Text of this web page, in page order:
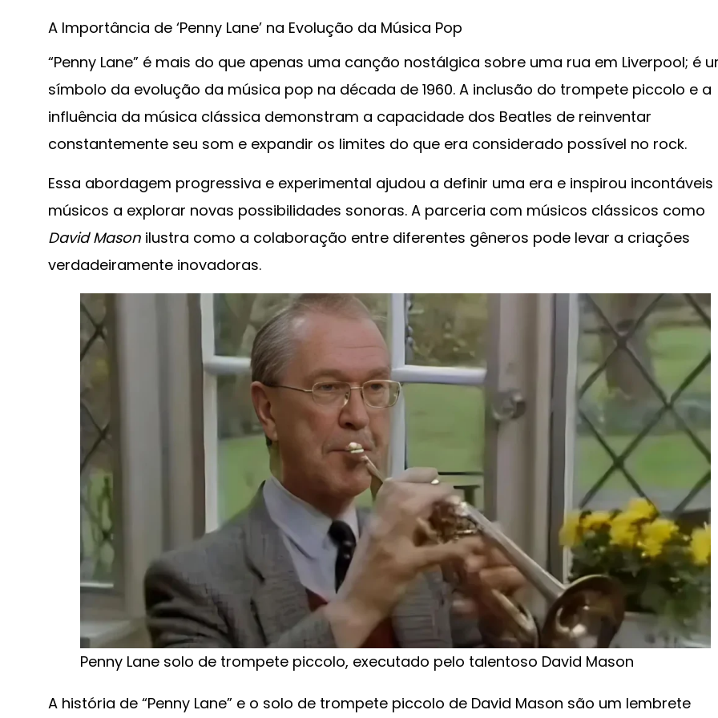
A Importância de ‘Penny Lane’ na Evolução da Música Pop
“Penny Lane” é mais do que apenas uma canção nostálgica sobre uma rua em Liverpool; é
símbolo da evolução da música pop na década de 1960. A inclusão do trompete piccolo e a
influência da música clássica demonstram a capacidade dos Beatles de reinventar
constantemente seu som e expandir os limites do que era considerado possível no rock.
Essa abordagem progressiva e experimental ajudou a definir uma era e inspirou incontáveis
músicos a explorar novas possibilidades sonoras. A parceria com músicos clássicos como
David Mason ilustra como a colaboração entre diferentes gêneros pode levar a criações
verdadeiramente inovadoras.
Penny Lane solo de trompete piccolo, executado pelo talentoso David Mason
A história de “Penny Lane” e o solo de trompete piccolo de David Mason são um lembrete